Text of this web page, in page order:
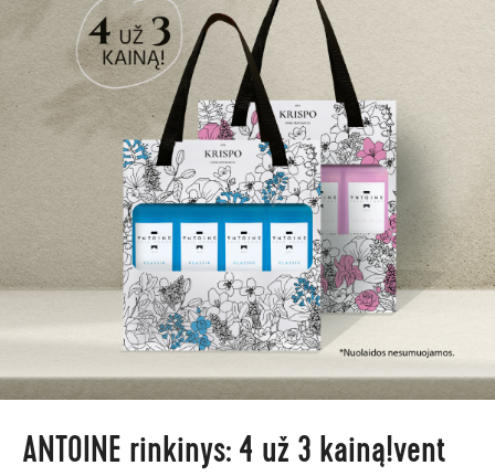
ANTOINE rinkinys: 4 už 3 kainą!vent